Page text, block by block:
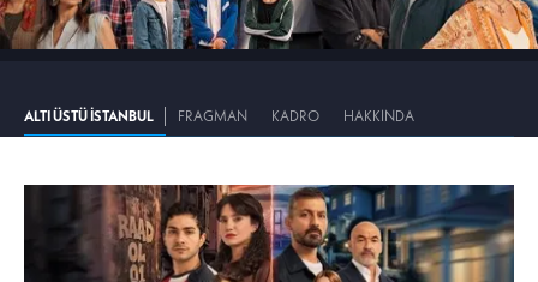
ALTI ÜSTÜ İSTANBUL FRAGMAN KADRO HAKKINDA